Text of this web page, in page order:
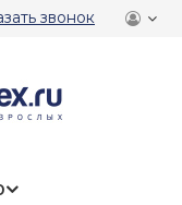
звонок